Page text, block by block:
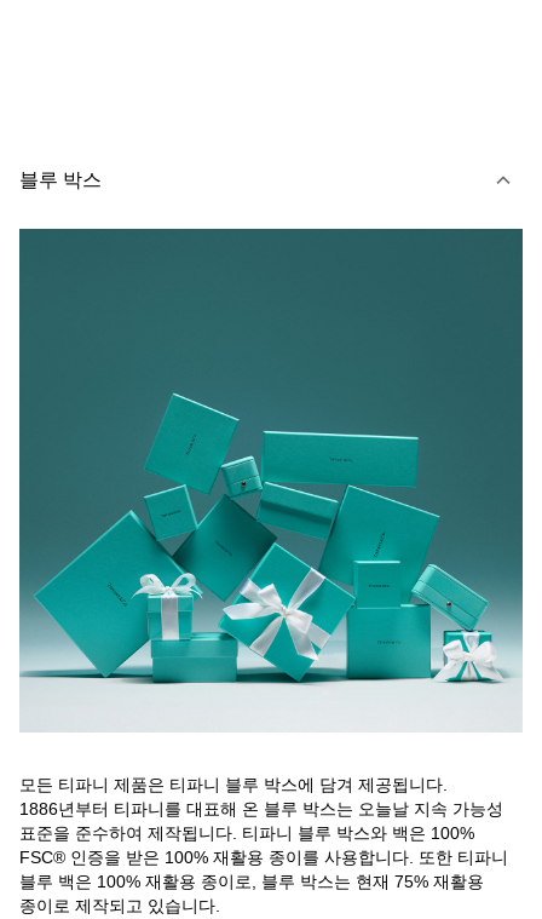
블루 박스
모든 티파니 제품은 티파니 블루 박스에 담겨 제공됩니다.
1886년부터 티파니를 대표해 온 블루 박스는 오늘날 지속 가능성
표준을 준수하여 제작됩니다. 티파니 블루 박스와 백은 100%
FSC® 인증을 받은 100% 재활용 종이를 사용합니다. 또한 티파니
블루 백은 100% 재활용 종이로, 블루 박스는 현재 75% 재활용
종이로 제작되고 있습니다.